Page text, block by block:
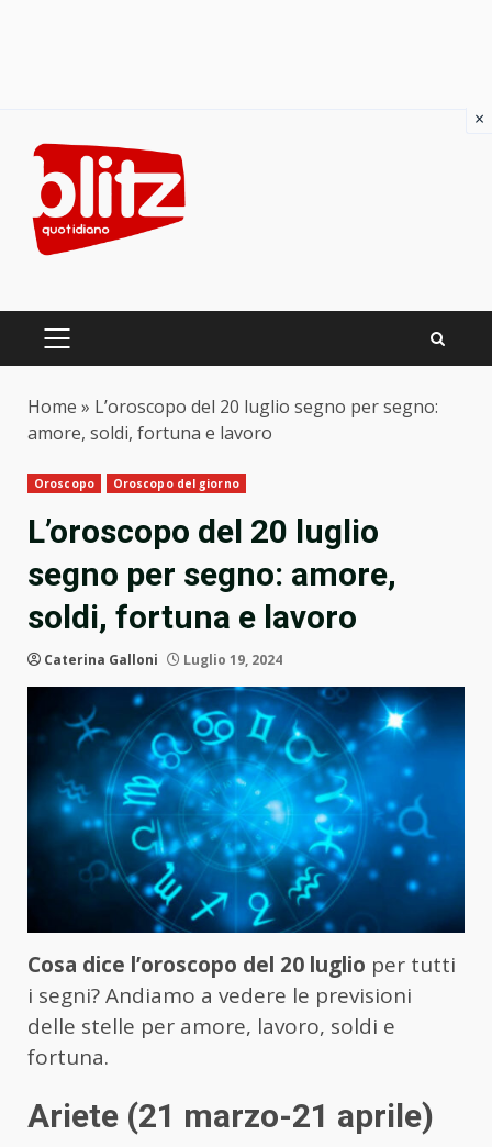
content
PRIMARY
Home » L’oroscopo del 20 luglio segno per segno:
amore, soldi, fortuna e lavoro
Oroscopo Oroscopo del giorno
L’oroscopo del 20 luglio
segno per segno: amore,
soldi, fortuna e lavoro
Caterina Galloni Luglio 19, 2024
Cosa dice l’oroscopo del 20 luglio per tutti
i segni? Andiamo a vedere le previsioni
delle stelle per amore, lavoro, soldi e
fortuna.
Ariete (21 marzo-21 aprile)
×